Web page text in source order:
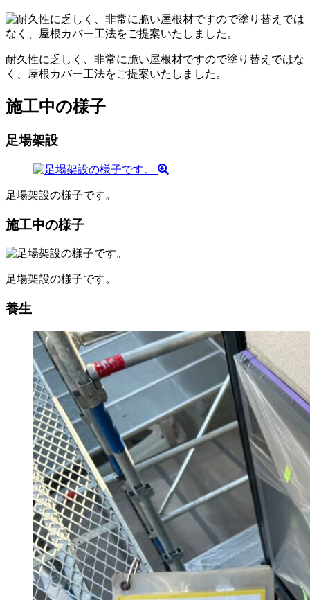
耐久性に乏しく、非常に脆い屋根材ですので塗り替えではな
く、屋根カバー工法をご提案いたしました。
施工中の様子
足場架設
足場架設の様子です。
施工中の様子
足場架設の様子です。
養生